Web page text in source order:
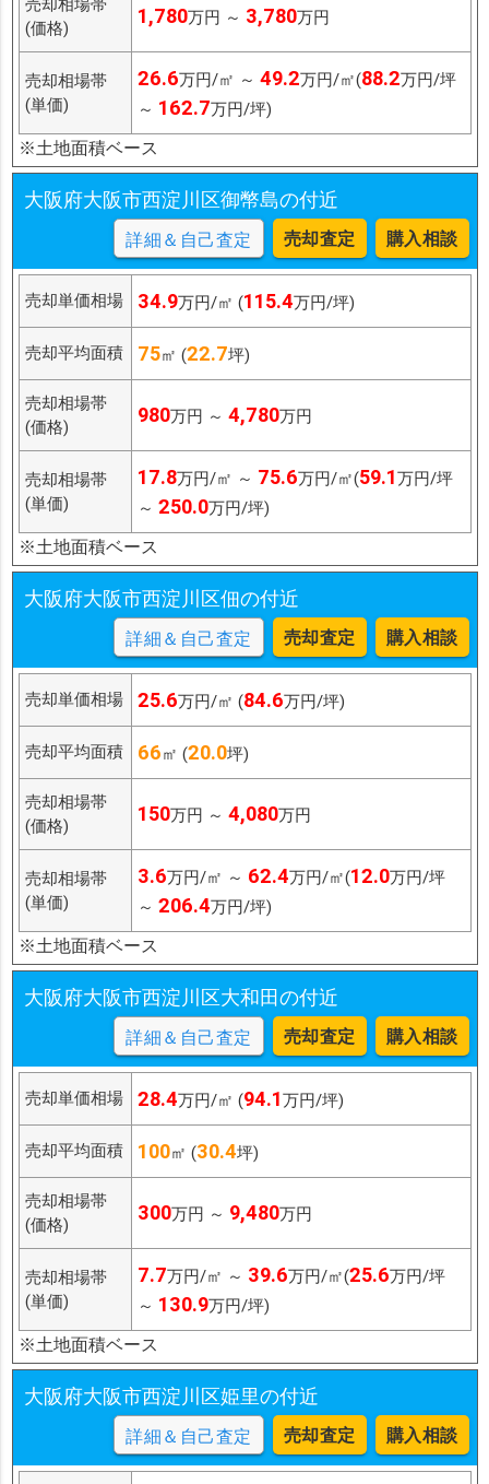
売却相場帯
(価格)
1,780万円 ～ 3,780万円
売却相場帯
(単価)
26.6万円/㎡ ～ 49.2万円/㎡(88.2万円/坪
～ 162.7万円/坪)
※土地面積ベース
大阪府大阪市西淀川区御幣島の付近
詳細＆自己査定 売却査定 購入相談
売却単価相場 34.9万円/㎡ (115.4万円/坪)
売却平均面積 75㎡ (22.7坪)
売却相場帯
(価格)
980万円 ～ 4,780万円
売却相場帯
(単価)
17.8万円/㎡ ～ 75.6万円/㎡(59.1万円/坪
～ 250.0万円/坪)
※土地面積ベース
大阪府大阪市西淀川区佃の付近
詳細＆自己査定 売却査定 購入相談
売却単価相場 25.6万円/㎡ (84.6万円/坪)
売却平均面積 66㎡ (20.0坪)
売却相場帯
(価格)
150万円 ～ 4,080万円
売却相場帯
(単価)
3.6万円/㎡ ～ 62.4万円/㎡(12.0万円/坪
～ 206.4万円/坪)
※土地面積ベース
大阪府大阪市西淀川区大和田の付近
詳細＆自己査定 売却査定 購入相談
売却単価相場 28.4万円/㎡ (94.1万円/坪)
売却平均面積 100㎡ (30.4坪)
売却相場帯
(価格)
300万円 ～ 9,480万円
売却相場帯
(単価)
7.7万円/㎡ ～ 39.6万円/㎡(25.6万円/坪
～ 130.9万円/坪)
※土地面積ベース
大阪府大阪市西淀川区姫里の付近
詳細＆自己査定 売却査定 購入相談